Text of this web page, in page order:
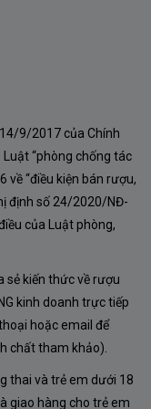
được ví như
9/2017 của Chính
“phòng chống tác
về “điều kiện bán rượu,
định số 24/2020/NĐ-
của Luật phòng,
sẻ kiến thức về rượu
kinh doanh trực tiếp
hoặc email để
chất tham khảo).
thai và trẻ em dưới 18
giao hàng cho trẻ em